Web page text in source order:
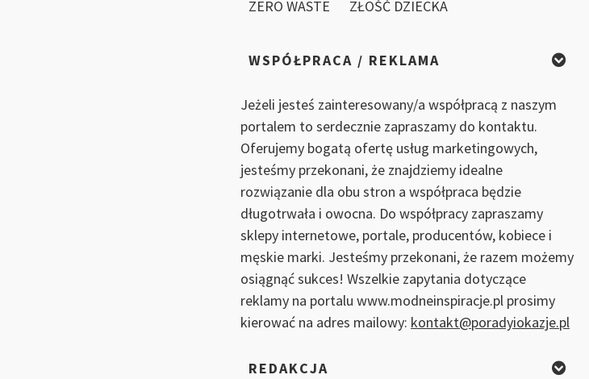
ZERO WASTE
ZŁOŚĆ DZIECKA
WSPÓŁPRACA / REKLAMA
Jeżeli jesteś zainteresowany/a współpracą z naszym
portalem to serdecznie zapraszamy do kontaktu.
Oferujemy bogatą ofertę usług marketingowych,
jesteśmy przekonani, że znajdziemy idealne
rozwiązanie dla obu stron a współpraca będzie
długotrwała i owocna. Do współpracy zapraszamy
sklepy internetowe, portale, producentów, kobiece i
męskie marki. Jesteśmy przekonani, że razem możemy
osiągnąć sukces! Wszelkie zapytania dotyczące
reklamy na portalu www.modneinspiracje.pl prosimy
kierować na adres mailowy: kontakt@poradyiokazje.pl
REDAKCJA